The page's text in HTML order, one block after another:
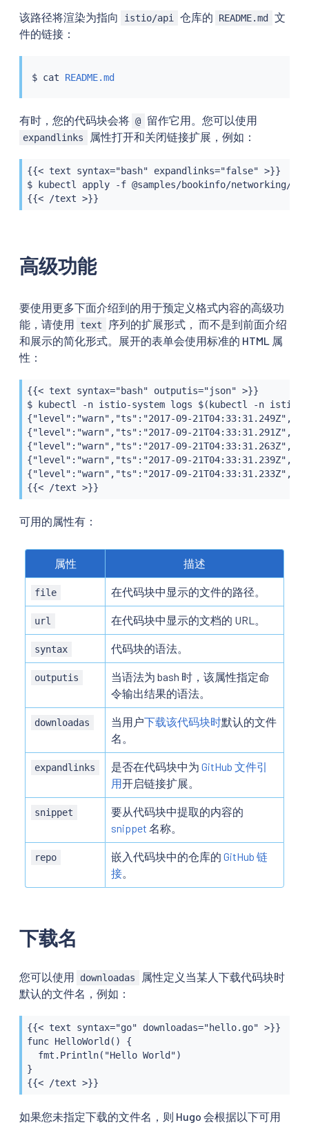
该路径将渲染为指向 istio/api 仓库的 README.md
文
件的链接：
$ cat README.md
有时，您的代码块会将 @ 留作它用。您可以使用
expandlinks 属性打开和关闭链接扩展，例如：
{{< text syntax="bash" expandlinks="false" >}}
$ kubectl apply -f @samples/bookinfo/networking/
{{< /text >}}
高级功能
要使用更多下面介绍到的用于预定义格式内容的高级功
能，请使用
text
序列的扩展形式， 而不是到前面介绍
和展示的简化形式。展开的表单会使用标准的 HTML 属
性：
{{< text syntax="bash" outputis="json" >}}
$ kubectl -n istio-system logs $(kubectl -n istio-
{"level":"warn","ts":"2017-09-
{"level":"warn","ts":"2017-09-
{"level":"warn","ts":"2017-09-
{"level":"warn","ts":"2017-09-
{"level":"warn","ts":"2017-09-
{{< /text >}}
可用的属性有：
属性 描述
file 在代码块中显示的文件的路径。
url 在代码块中显示的文档的 URL。
syntax 代码块的语法。
outputis
当语法为 bash 时，该属性指定命
令输出结果的语法。
downloadas 当用户下载该代码块时默认的文件
名。
expandlinks 是否在代码块中为 GitHub 文件引
用开启链接扩展。
snippet
要从代码块中提取的内容的
snippet 名称。
repo 嵌入代码块中的仓库的 GitHub 链
接。
下载名
您可以使用 downloadas
属性定义当某人下载代码块时
默认的文件名，例如：
{{< text syntax="go" downloadas="hello.go" >}}
func HelloWorld() {
  fmt.Println("Hello World")
}
{{< /text >}}
如果您未指定下载的文件名，则 Hugo 会根据以下可用